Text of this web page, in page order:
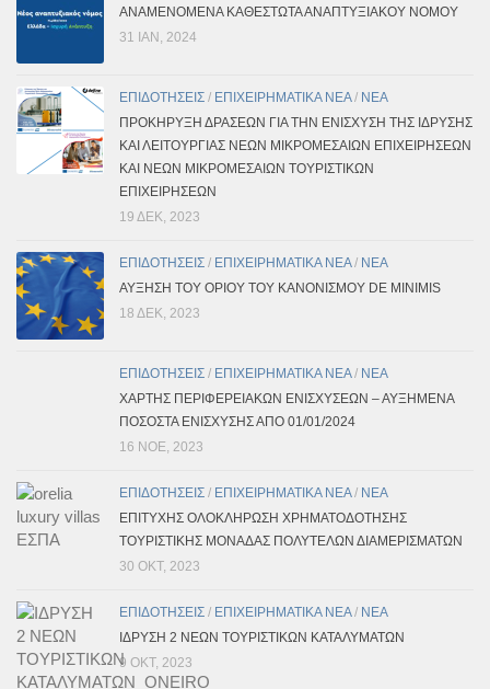
ΑΝΑΜΕΝΟΜΕΝΑ ΚΑΘΕΣΤΩΤΑ ΑΝΑΠΤΥΞΙΑΚΟΥ ΝΟΜΟΥ
31 ΙΑΝ, 2024
ΕΠΙΔΟΤΗΣΕΙΣ / ΕΠΙΧΕΙΡΗΜΑΤΙΚΑ ΝΕΑ/ ΝΕΑ
ΠΡΟΚΗΡΥΞΗ ΔΡΑΣΕΩΝ ΓΙΑ ΤΗΝ ΕΝΙΣΧΥΣΗ ΤΗΣ ΙΔΡΥΣΗΣ
ΚΑΙ ΛΕΙΤΟΥΡΓΙΑΣ ΝΕΩΝ ΜΙΚΡΟΜΕΣΑΙΩΝ ΕΠΙΧΕΙΡΗΣΕΩΝ
ΚΑΙ ΝΕΩΝ ΜΙΚΡΟΜΕΣΑΙΩΝ ΤΟΥΡΙΣΤΙΚΩΝ
ΕΠΙΧΕΙΡΗΣΕΩΝ
19 ΔΕΚ, 2023
ΕΠΙΔΟΤΗΣΕΙΣ / ΕΠΙΧΕΙΡΗΜΑΤΙΚΑ ΝΕΑ/ ΝΕΑ
ΑΥΞΗΣΗ ΤΟΥ ΟΡΙΟΥ ΤΟΥ ΚΑΝΟΝΙΣΜΟΥ DE MINIMIS
18 ΔΕΚ, 2023
ΕΠΙΔΟΤΗΣΕΙΣ / ΕΠΙΧΕΙΡΗΜΑΤΙΚΑ ΝΕΑ/ ΝΕΑ
ΧΑΡΤΗΣ ΠΕΡΙΦΕΡΕΙΑΚΩΝ ΕΝΙΣΧΥΣΕΩΝ – ΑΥΞΗΜΕΝΑ
ΠΟΣΟΣΤΑ ΕΝΙΣΧΥΣΗΣ ΑΠΟ 01/01/2024
16 ΝΟΈ, 2023
ΕΠΙΔΟΤΗΣΕΙΣ / ΕΠΙΧΕΙΡΗΜΑΤΙΚΑ ΝΕΑ/ ΝΕΑ
ΕΠΙΤΥΧΗΣ ΟΛΟΚΛΗΡΩΣΗ ΧΡΗΜΑΤΟΔΟΤΗΣΗΣ
ΤΟΥΡΙΣΤΙΚΗΣ ΜΟΝΑΔΑΣ ΠΟΛΥΤΕΛΩΝ ΔΙΑΜΕΡΙΣΜΑΤΩΝ
30 ΟΚΤ, 2023
ΕΠΙΔΟΤΗΣΕΙΣ / ΕΠΙΧΕΙΡΗΜΑΤΙΚΑ ΝΕΑ/ ΝΕΑ
ΙΔΡΥΣΗ 2 ΝΕΩΝ ΤΟΥΡΙΣΤΙΚΩΝ ΚΑΤΑΛΥΜΑΤΩΝ
9 ΟΚΤ, 2023